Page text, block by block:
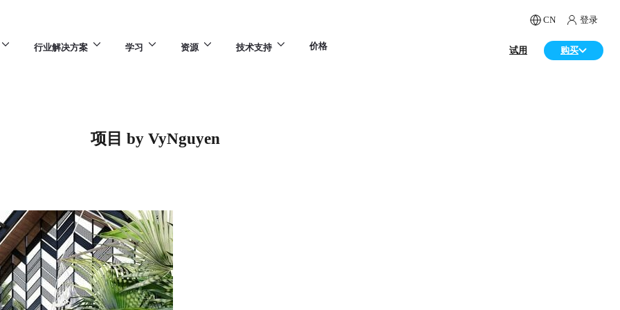
CN 登录
行业解决方案 学习 资源 技术支持 价格 试用 购买
项目 by VyNguyen